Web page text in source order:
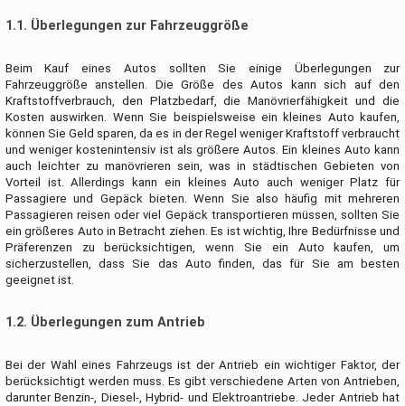
1.1. Überlegungen zur Fahrzeuggröße
Beim Kauf eines Autos sollten Sie einige Überlegungen zur
Fahrzeuggröße anstellen. Die Größe des Autos kann sich auf den
Kraftstoffverbrauch, den Platzbedarf, die Manövrierfähigkeit und die
Kosten auswirken. Wenn Sie beispielsweise ein kleines Auto kaufen,
können Sie Geld sparen, da es in der Regel weniger Kraftstoff verbraucht
und weniger kostenintensiv ist als größere Autos. Ein kleines Auto kann
auch leichter zu manövrieren sein, was in städtischen Gebieten von
Vorteil ist. Allerdings kann ein kleines Auto auch weniger Platz für
Passagiere und Gepäck bieten. Wenn Sie also häufig mit mehreren
Passagieren reisen oder viel Gepäck transportieren müssen, sollten Sie
ein größeres Auto in Betracht ziehen. Es ist wichtig, Ihre Bedürfnisse und
Präferenzen zu berücksichtigen, wenn Sie ein Auto kaufen, um
sicherzustellen, dass Sie das Auto finden, das für Sie am besten
geeignet ist.
1.2. Überlegungen zum Antrieb
Bei der Wahl eines Fahrzeugs ist der Antrieb ein wichtiger Faktor, der
berücksichtigt werden muss. Es gibt verschiedene Arten von Antrieben,
darunter Benzin-, Diesel-, Hybrid- und Elektroantriebe. Jeder Antrieb hat